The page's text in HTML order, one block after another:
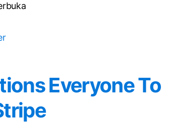
Everyone To